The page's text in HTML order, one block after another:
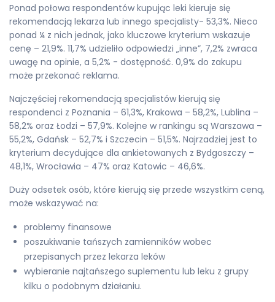
Ponad połowa respondentów kupując leki kieruje się
rekomendacją lekarza lub innego specjalisty- 53,3%. Nieco
ponad ¼ z nich jednak, jako kluczowe kryterium wskazuje
cenę – 21,9%. 11,7% udzieliło odpowiedzi „inne”, 7,2% zwraca
uwagę na opinie, a 5,2% - dostępność. 0,9% do zakupu
może przekonać reklama.
Najczęściej rekomendacją specjalistów kierują się
respondenci z Poznania – 61,3%, Krakowa – 58,2%, Lublina –
58,2% oraz Łodzi – 57,9%. Kolejne w rankingu są Warszawa –
55,2%, Gdańsk – 52,7% i Szczecin – 51,5%. Najrzadziej jest to
kryterium decydujące dla ankietowanych z Bydgoszczy –
48,1%, Wrocławia – 47% oraz Katowic – 46,6%.
Duży odsetek osób, które kierują się przede wszystkim ceną,
może wskazywać na:
problemy finansowe
poszukiwanie tańszych zamienników wobec
przepisanych przez lekarza leków
wybieranie najtańszego suplementu lub leku z grupy
kilku o podobnym działaniu.